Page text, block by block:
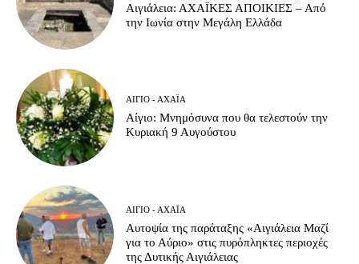
Αιγιάλεια: ΑΧΑΪΚΕΣ ΑΠΟΙΚΙΕΣ – Από
την Ιωνία στην Μεγάλη Ελλάδα
ΑΊΓΙΟ - ΑΧΑΪ́Α
Αίγιο: Μνημόσυνα που θα τελεστούν την
Κυριακή 9 Αυγούστου
ΑΊΓΙΟ - ΑΧΑΪ́Α
Αυτοψία της παράταξης «Αιγιάλεια Μαζί
για το Αύριο» στις πυρόπληκτες περιοχές
της Δυτικής Αιγιάλειας